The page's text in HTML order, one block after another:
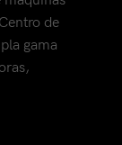
de
gama